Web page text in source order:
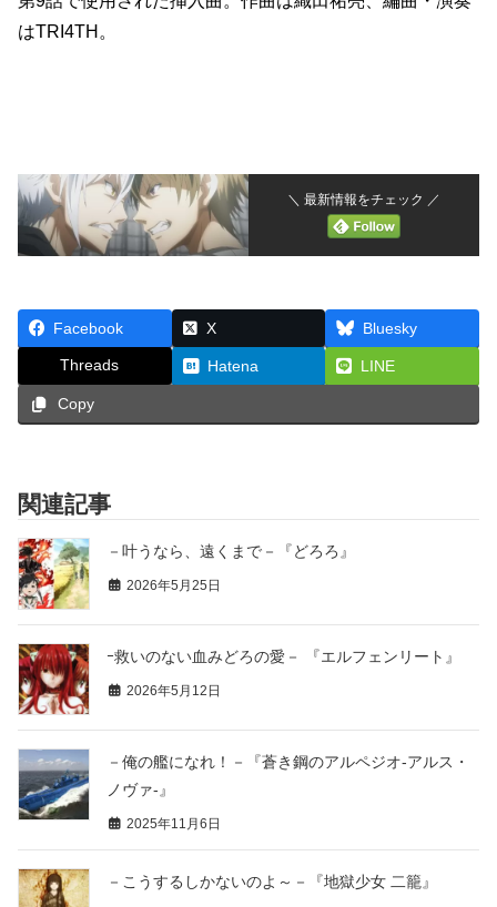
はTRI4TH。
＼ 最新情報をチェック ／
Facebook X Bluesky
Threads Hatena LINE
Copy
関連記事
－叶うなら、遠くまで－『どろろ』
2026年5月25日
ｰ救いのない血みどろの愛－ 『エルフェンリート』
2026年5月12日
－俺の艦になれ！－『蒼き鋼のアルペジオ-アルス・
ノヴァ-』
2025年11月6日
－こうするしかないのよ～－『地獄少女 二籠』